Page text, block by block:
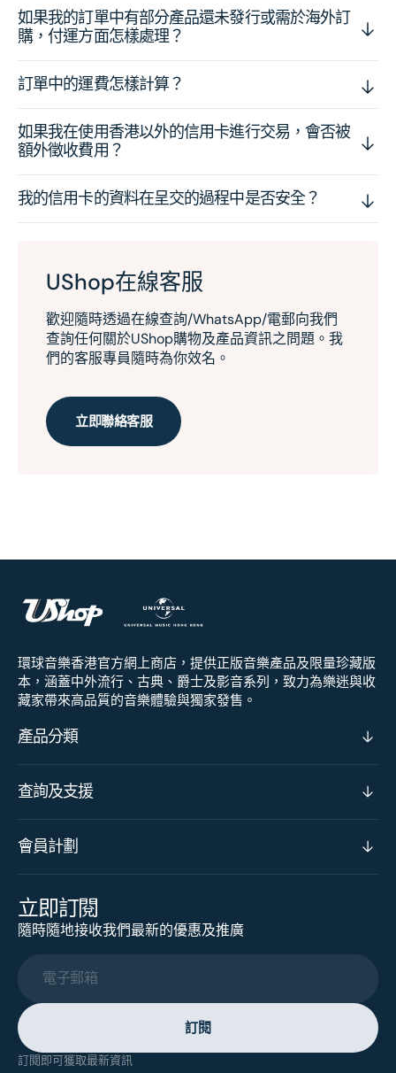
如果我的訂單中有部分產品還未發行或需於海外訂
購，付運方面怎樣處理？
訂單中的運費怎樣計算？
如果我在使用香港以外的信用卡進行交易，會否被
額外徵收費用？
我的信用卡的資料在呈交的過程中是否安全？
UShop在線客服
歡迎隨時透過在線查詢/WhatsApp/電郵向我們
查詢任何關於UShop購物及產品資訊之問題。我
們的客服專員隨時為你效名。
立即聯絡客服
環球音樂香港官方網上商店，提供正版音樂產品及限量珍藏版
本，涵蓋中外流行、古典、爵士及影音系列，致力為樂迷與收
藏家帶來高品質的音樂體驗與獨家發售。
產品分類
查詢及支援
會員計劃
立即訂閱
隨時隨地接收我們最新的優惠及推廣
電子郵箱
訂閱
訂閱即可獲取最新資訊